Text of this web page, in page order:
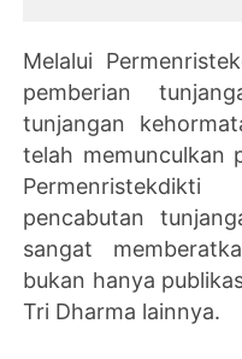
Melalui
pemberian
tunjangan
telah memunculkan
pencabutan
sangat
bukan hanya
Tri Dharma lainnya.